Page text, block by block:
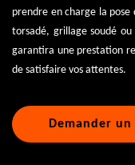
prendre en charge la
torsadé, grillage soudé
garantira une prestation
de satisfaire vos attentes.
Demander